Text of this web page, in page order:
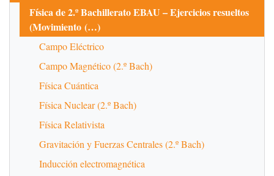
Física de 2.º Bachillerato EBAU – Ejercicios resueltos
(Movimiento (…)
Campo Eléctrico
Campo Magnético (2.º Bach)
Física Cuántica
Física Nuclear (2.º Bach)
Física Relativista
Gravitación y Fuerzas Centrales (2.º Bach)
Inducción electromagnética